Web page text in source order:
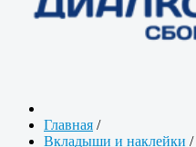
Главная /
Вкладыши и наклейки /